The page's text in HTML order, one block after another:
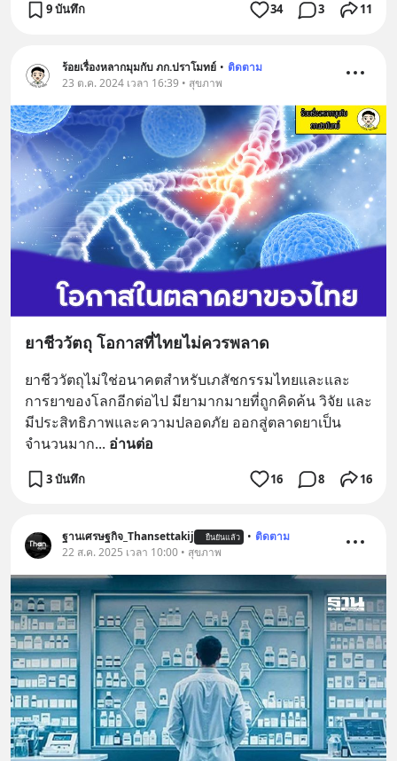
9 บันทึก 34 3 11
ร้อยเรื่องหลากมุมกับ ภก.ปราโมทย์ • ติดตาม
23 ต.ค. 2024 เวลา 16:39 • สุขภาพ
ยาชีววัตถุ โอกาสที่ไทยไม่ควรพลาด
ยาชีววัตถุไม่ใช่อนาคตสำหรับเภสัชกรรมไทยและและ
การยาของโลกอีกต่อไป มียามากมายที่ถูกคิดค้น วิจัย และ
มีประสิทธิภาพและความปลอดภัย ออกสู่ตลาดยาเป็น
จำนวนมาก... อ่านต่อ
3 บันทึก 16 8 16
ฐานเศรษฐกิจ_Thansettakij ยืนยันแล้ว • ติดตาม
22 ส.ค. 2025 เวลา 10:00 • สุขภาพ